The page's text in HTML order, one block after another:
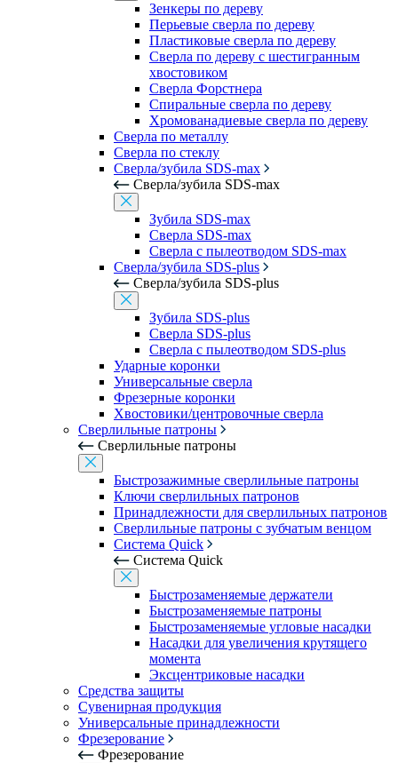
Зенкеры по дереву
Перьевые сверла по дереву
Пластиковые сверла по дереву
Сверла по дереву с шестигранным
хвостовиком
Сверла Форстнера
Спиральные сверла по дереву
Хромованадиевые сверла по дереву
Сверла по металлу
Сверла по стеклу
Сверла/зубила SDS-max
Сверла/зубила SDS-max
Зубила SDS-max
Сверла SDS-max
Сверла с пылеотводом SDS-max
Сверла/зубила SDS-plus
Сверла/зубила SDS-plus
Зубила SDS-plus
Сверла SDS-plus
Сверла с пылеотводом SDS-plus
Ударные коронки
Универсальные сверла
Фрезерные коронки
Хвостовики/центровочные сверла
Сверлильные патроны
Сверлильные патроны
Быстрозажимные сверлильные патроны
Ключи сверлильных патронов
Принадлежности для сверлильных патронов
Сверлильные патроны с зубчатым венцом
Система Quick
Система Quick
Быстрозаменяемые держатели
Быстрозаменяемые патроны
Быстрозаменяемые угловые насадки
Насадки для увеличения крутящего
момента
Эксцентриковые насадки
Средства защиты
Сувенирная продукция
Универсальные принадлежности
Фрезерование
Фрезерование